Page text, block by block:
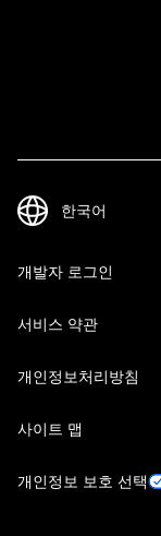
개발자 로그인
서비스 약관
개인정보처리방침
사이트 맵
개인정보 보호 선택